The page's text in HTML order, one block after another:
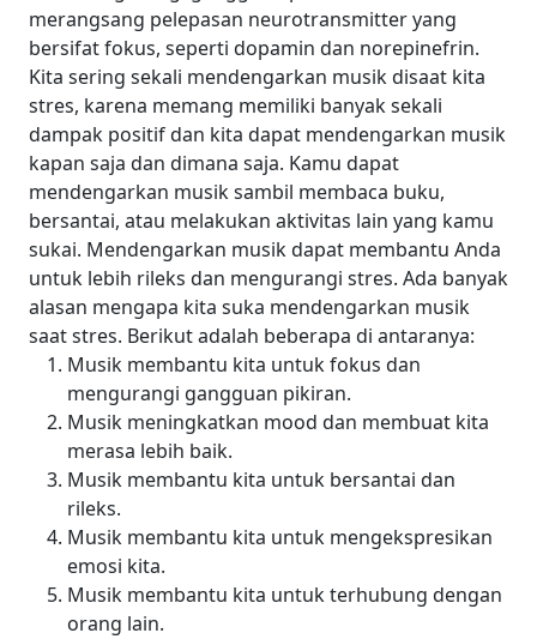
merangsang pelepasan neurotransmitter yang
bersifat fokus, seperti dopamin dan norepinefrin.
Kita sering sekali mendengarkan musik disaat kita
stres, karena memang memiliki banyak sekali
dampak positif dan kita dapat mendengarkan musik
kapan saja dan dimana saja. Kamu dapat
mendengarkan musik sambil membaca buku,
bersantai, atau melakukan aktivitas lain yang kamu
sukai. Mendengarkan musik dapat membantu Anda
untuk lebih rileks dan mengurangi stres. Ada banyak
alasan mengapa kita suka mendengarkan musik
saat stres. Berikut adalah beberapa di antaranya:
Musik membantu kita untuk fokus dan
mengurangi gangguan pikiran.
Musik meningkatkan mood dan membuat kita
merasa lebih baik.
Musik membantu kita untuk bersantai dan
rileks.
Musik membantu kita untuk mengekspresikan
emosi kita.
Musik membantu kita untuk terhubung dengan
orang lain.